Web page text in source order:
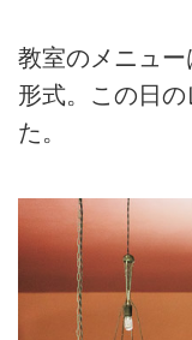
教室のメニュ
形式。この日
た。